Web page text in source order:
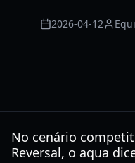
2026-04-12
No cenário
Reversal, o aqua